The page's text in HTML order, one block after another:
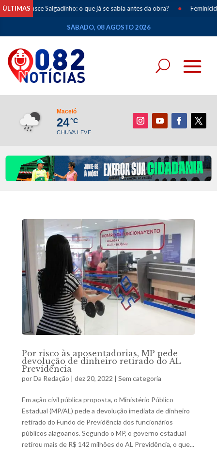
ÚLTIMAS
Renasce Salgadinho: o que já se sabia antes da obra?
SÁBADO, 08 AGOSTO 2026
Maceió
24°C
CHUVA LEVE
Por risco às aposentadorias, MP pede
devolução de dinheiro retirado do AL
Previdência
porDa Redação | dez 20, 2022 | Sem categoria
Em ação civil pública proposta, o Ministério Público
Estadual (MP/AL) pede a devolução imediata de dinheiro
retirado do Fundo de Previdência dos funcionários
públicos alagoanos. Segundo o MP, o governo estadual
retirou mais de R$ 142 milhões do AL Previdência, o que...